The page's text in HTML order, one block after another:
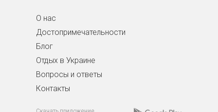
О нас
Достопримечательности
Блог
Отдых в Украине
Вопросы и ответы
Контакты